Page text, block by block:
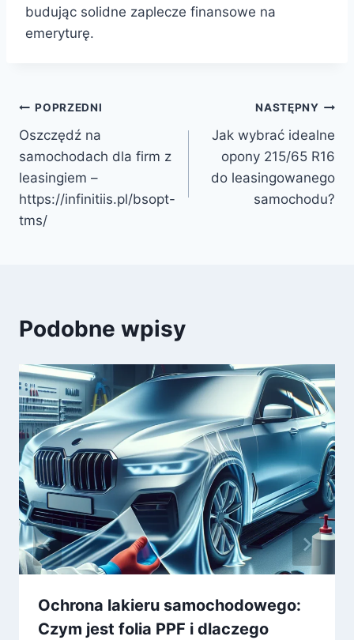
budując solidne zaplecze finansowe na
emeryturę.
Nawigacja
wpisu
POPRZEDNI
Oszczędź na
samochodach dla firm z
leasingiem –
https://infinitiis.pl/bsopt-
tms/
NASTĘPNY
Jak wybrać idealne
opony 215/65 R16
do leasingowanego
samochodu?
Podobne wpisy
Ochrona lakieru samochodowego:
Czym jest folia PPF i dlaczego